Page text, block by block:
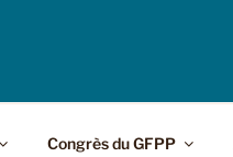
Congrès du GFPP